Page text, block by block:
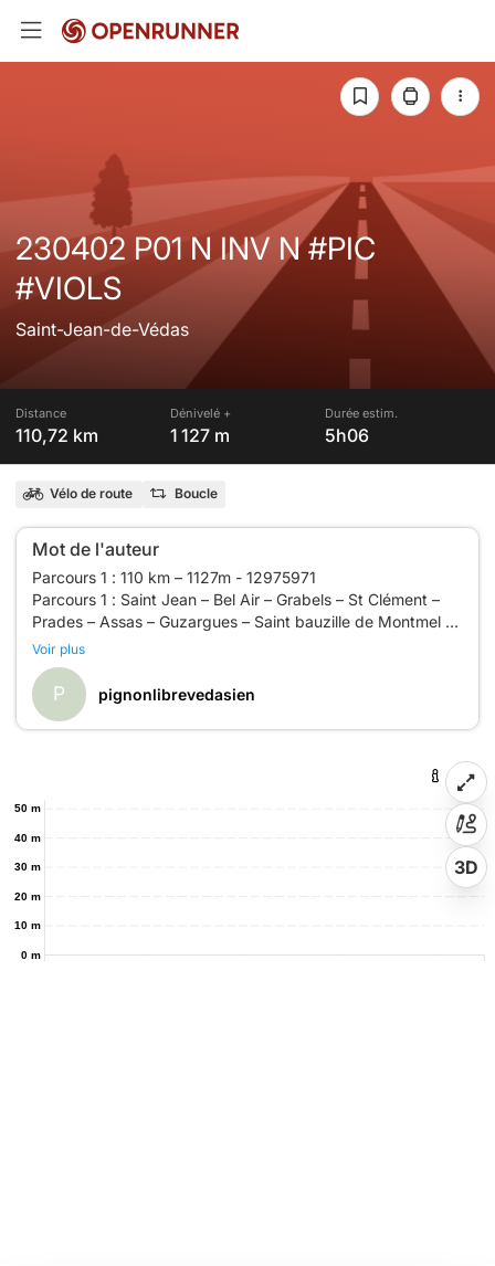
230402 P01 N INV N #PIC
#VIOLS
Saint-Jean-de-Védas
Distance
110,72 km
Dénivelé +
1 127 m
Durée estim.
5h06
Vélo de route Boucle
Mot de l'auteur
Parcours 1 : 110 km – 1127m - 12975971
Parcours 1 : Saint Jean – Bel Air – Grabels – St Clément –
Prades – Assas – Guzargues – Saint bauzille de Montmel –
Combe Caude – Babara – Fontanes – St Mathieu de
Tréviers – Fambetou – Mas de Londres – St Martin de
Voir plus
P pignonlibrevedasien
0 m
10 m
20 m
30 m
40 m
50 m
3D